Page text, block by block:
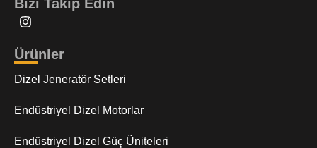
Bizi Takip Edin
Ürünler
Dizel Jeneratör Setleri
Endüstriyel Dizel Motorlar
Endüstriyel Dizel Güç Üniteleri